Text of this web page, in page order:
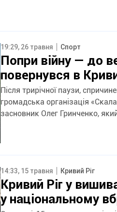
19:29, 26 травня Спорт
Попри війну — до
повернувся в
Після трирічної паузи,
громадська організація
засновник Олег Гринченко,
14:33, 15 травня Кривий Ріг
Кривий Ріг у
у національному